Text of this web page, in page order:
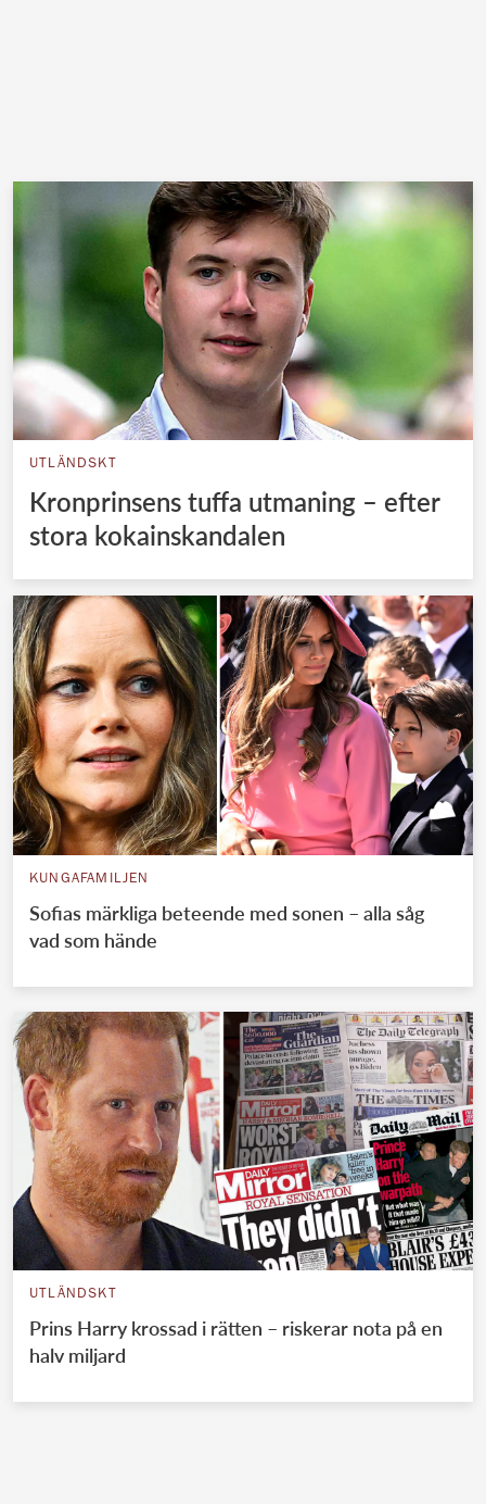
UTLÄNDSKT
Kronprinsens tuffa utmaning – efter
stora kokainskandalen
KUNGAFAMILJEN
Sofias märkliga beteende med sonen – alla såg
vad som hände
UTLÄNDSKT
Prins Harry krossad i rätten – riskerar nota på en
halv miljard